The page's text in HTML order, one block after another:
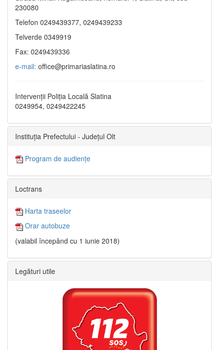
230080
Telefon 0249439377, 0249439233
Telverde 0349919
Fax: 0249439336
e-mail: office@primariaslatina.ro
Intervenții Poliția Locală Slatina
0249954, 0249422245
Instituția Prefectului - Județul Olt
Program de audiențe
Loctrans
Harta traseelor
Orar autobuze
(valabil începând cu 1 iunie 2018)
Legături utile